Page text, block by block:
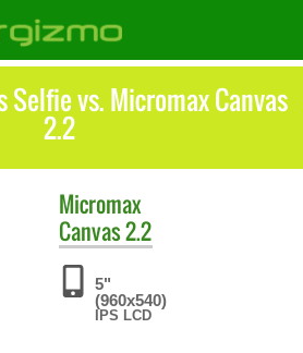
Selfie vs. Micromax Canvas
2.2
Micromax
Canvas 2.2
5"
(960x540)
IPS LCD